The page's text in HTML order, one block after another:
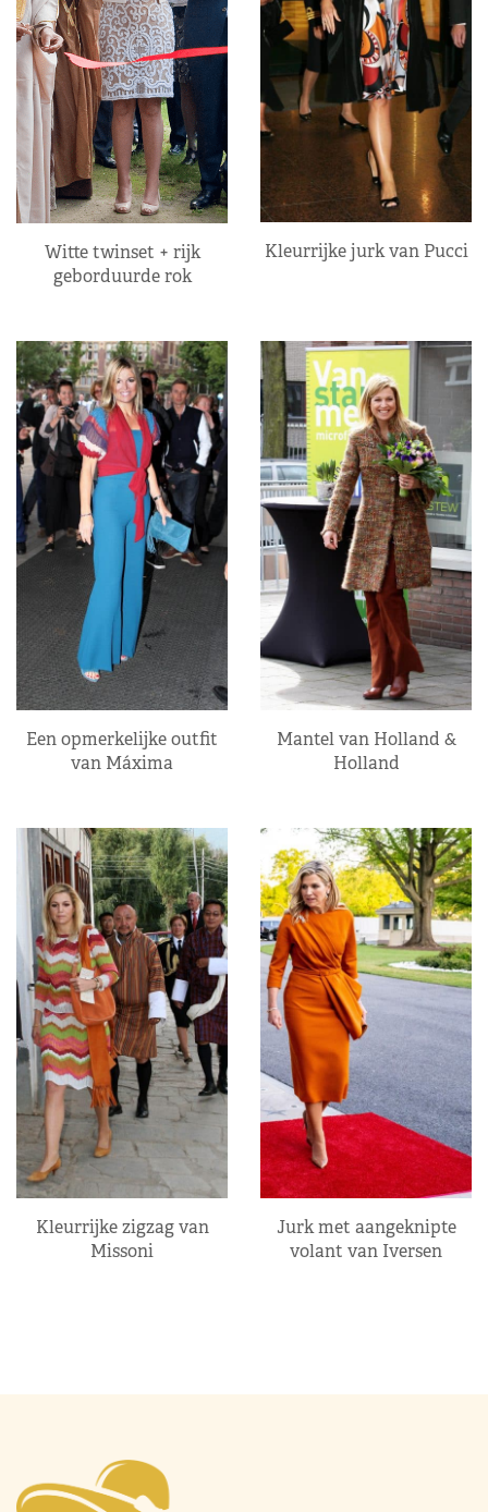
Witte twinset + rijk
geborduurde rok
Kleurrijke jurk van Pucci
Een opmerkelijke outfit
van Máxima
Mantel van Holland &
Holland
Kleurrijke zigzag van
Missoni
Jurk met aangeknipte
volant van Iversen